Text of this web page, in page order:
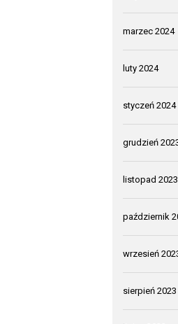
marzec 2024
luty 2024
styczeń 2024
grudzień
listopad 2023
październik
wrzesień
sierpień 2023